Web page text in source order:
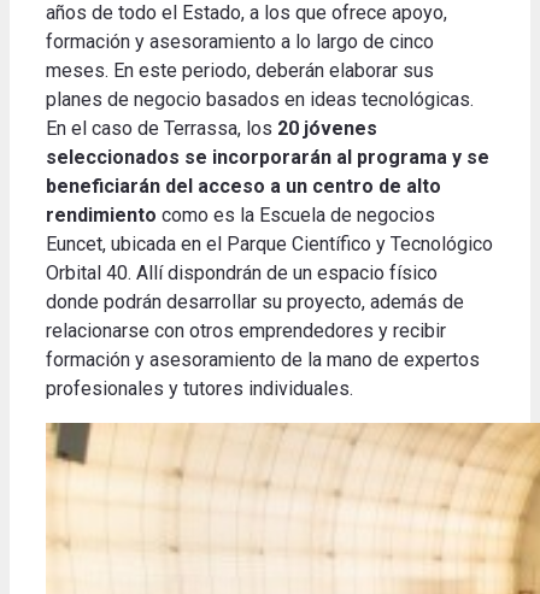
años de todo el Estado, a los que ofrece apoyo,
formación y asesoramiento a lo largo de cinco
meses. En este periodo, deberán elaborar sus
planes de negocio basados ​​en ideas tecnológicas.
En el caso de Terrassa, los 20 jóvenes
seleccionados se incorporarán al programa y se
beneficiarán del acceso a un centro de alto
rendimiento como es la Escuela de negocios
Euncet, ubicada en el Parque Científico y Tecnológico
Orbital 40. Allí dispondrán de un espacio físico
donde podrán desarrollar su proyecto, además de
relacionarse con otros emprendedores y recibir
formación y asesoramiento de la mano de expertos
profesionales y tutores individuales.